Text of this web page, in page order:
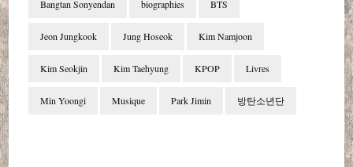
Bangtan Sonyendan biographies BTS
Jeon Jungkook Jung Hoseok Kim Namjoon
Kim Seokjin Kim Taehyung KPOP Livres
Min Yoongi Musique Park Jimin 방탄소년단